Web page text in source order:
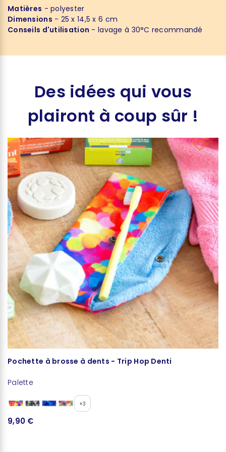
Matières - polyester
Dimensions - 25 x 14,5 x 6 cm
Conseils d'utilisation - lavage à 30°C recommandé
Des idées qui vous
plairont à coup sûr !
Pochette à brosse à dents - Trip Hop Denti
Palette
+3
9,90 €